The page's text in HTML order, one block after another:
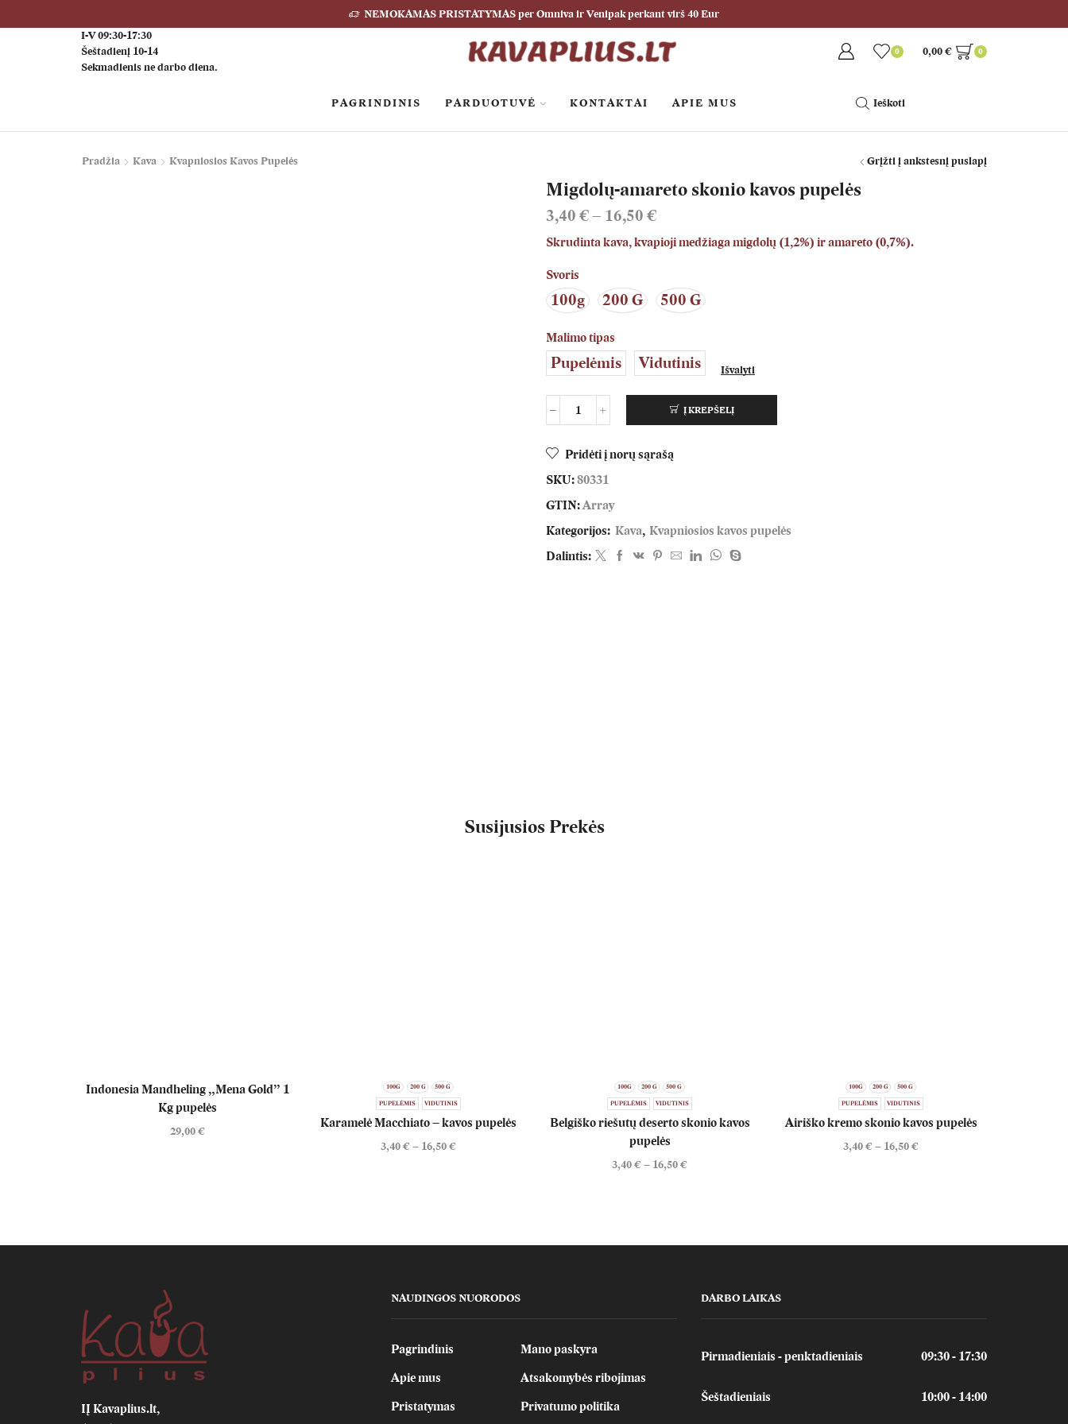
NEMOKAMAS PRISTATYMAS per Omniva ir Venipak perkant virš 40 Eur
I-V 09:30-17:30
Šeštadienį 10-14
Sekmadienis ne darbo diena.
0 0,00€ 0
PAGRINDINIS PARDUOTUVĖ KONTAKTAI APIE MUS Ieškoti
Pradžia Kava Kvapniosios Kavos Pupelės Grįžti į ankstesnį puslapį
Migdolų-amareto skonio kavos pupelės
3,40 €– 16,50 €
Skrudinta kava, kvapioji medžiagamigdolų (1,2%) ir amareto (0,7%).
Svoris
100g 200 G 500 G
Malimo tipas
Pupelėmis Vidutinis Išvalyti
Į KREPŠELĮ
Pridėti į norų sąrašą
SKU:80331
GTIN:Array
Kategorijos: Kava, Kvapniosios kavos pupelės
Dalintis:
Susijusios Prekės
Indonesia Mandheling „Mena Gold” 1
Kg pupelės
29,00€
100G 200 G 500 G
PUPELĖMIS VIDUTINIS
Karamelė Macchiato – kavos pupelės
3,40€ – 16,50€
100G 200 G 500 G
PUPELĖMIS VIDUTINIS
Belgiško riešutų deserto skonio kavos
pupelės
3,40€ – 16,50€
100G 200 G 500 G
PUPELĖMIS VIDUTINIS
Airiško kremo skonio kavos pupelės
3,40€ – 16,50€
IĮ Kavaplius.lt,
NAUDINGOS NUORODOS
Pagrindinis
Apie mus
Pristatymas
Mano paskyra
Atsakomybės ribojimas
Privatumo politika
DARBO LAIKAS
Pirmadieniais - penktadieniais 09:30 - 17:30
Šeštadieniais 10:00 - 14:00